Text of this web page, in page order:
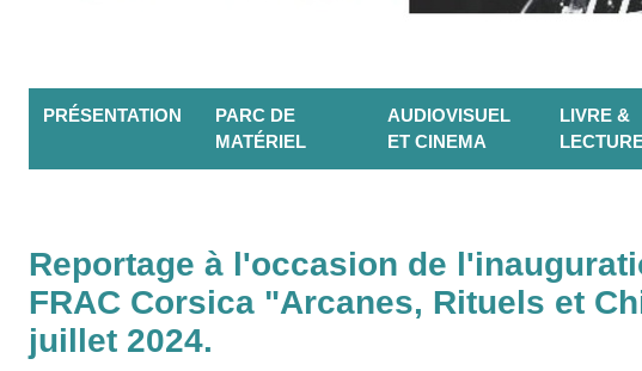
PRÉSENTATION
PARC DE
MATÉRIEL
AUDIOVISUEL
ET CINEMA
LIVRE &
Reportage à l'occasion de
FRAC Corsica "Arcanes, Rituels et
juillet 2024.